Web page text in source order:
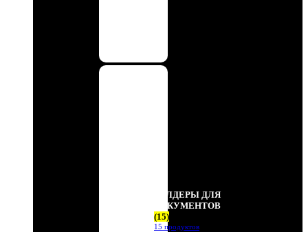
ХОЛДЕРЫ ДЛЯ
ДОКУМЕНТОВ
(15)
15 продуктов